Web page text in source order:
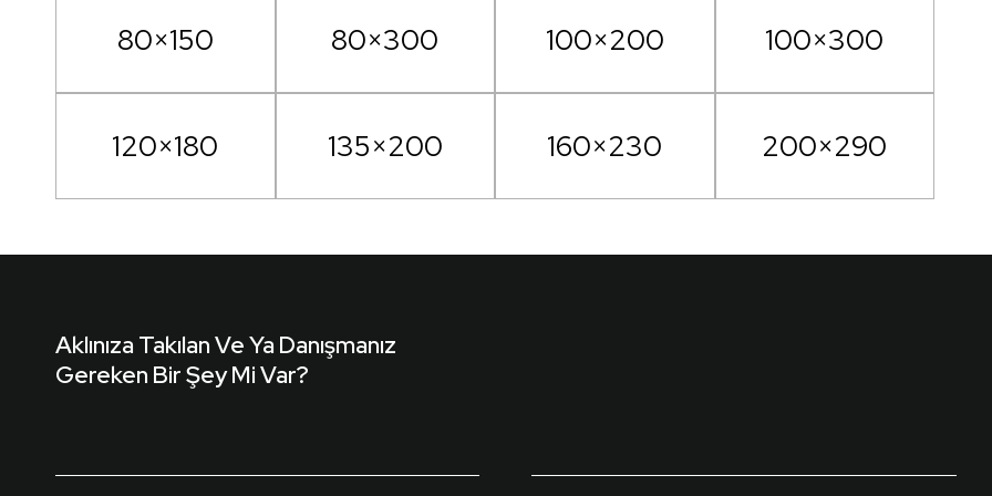
80×150 80×300 100×200 100×300
120×180 135×200 160×230 200×290
Aklınıza Takılan Ve Ya Danışmanız
Gereken Bir Şey Mi Var?